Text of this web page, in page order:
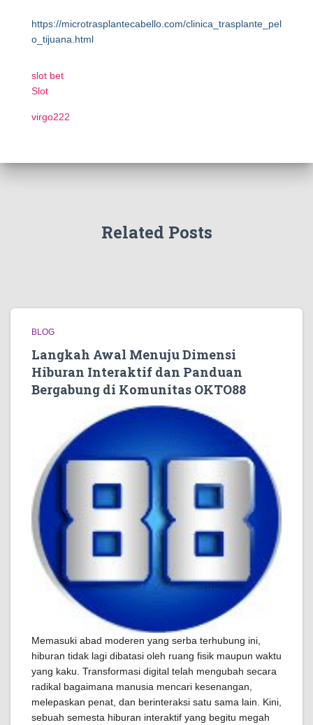
https://microtrasplantecabello.com/clinica_trasplante_pel
o_tijuana.html
slot bet
Slot
virgo222
Related Posts
BLOG
Langkah Awal Menuju Dimensi
Hiburan Interaktif dan Panduan
Bergabung di Komunitas OKTO88
Memasuki abad moderen yang serba terhubung ini,
hiburan tidak lagi dibatasi oleh ruang fisik maupun waktu
yang kaku. Transformasi digital telah mengubah secara
radikal bagaimana manusia mencari kesenangan,
melepaskan penat, dan berinteraksi satu sama lain. Kini,
sebuah semesta hiburan interaktif yang begitu megah